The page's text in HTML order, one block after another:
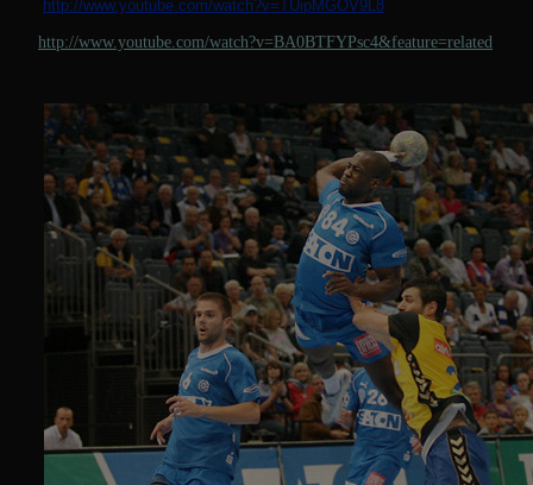
http://www.youtube.com/watch?v=TUipMGOV9L8
http://www.youtube.com/watch?v=BA0BTFYPsc4&feature=related